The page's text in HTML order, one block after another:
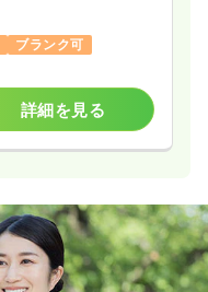
ブランク可
詳細を見る